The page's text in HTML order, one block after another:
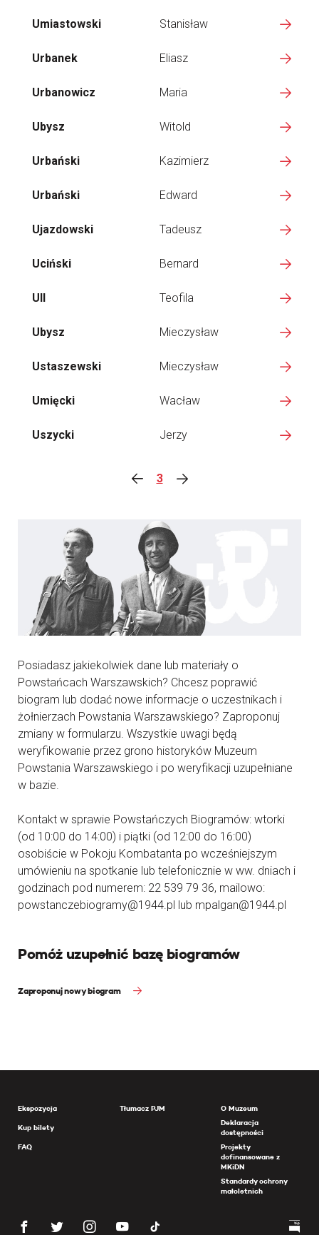
Umiastowski Stanisław
Urbanek Eliasz
Urbanowicz Maria
Ubysz Witold
Urbański Kazimierz
Urbański Edward
Ujazdowski Tadeusz
Uciński Bernard
Ull Teofila
Ubysz Mieczysław
Ustaszewski Mieczysław
Umięcki Wacław
Uszycki Jerzy
3
Posiadasz jakiekolwiek dane lub materiały o
Powstańcach Warszawskich? Chcesz poprawić
biogram lub dodać nowe informacje o uczestnikach i
żołnierzach Powstania Warszawskiego? Zaproponuj
zmiany w formularzu. Wszystkie uwagi będą
weryfikowanie przez grono historyków Muzeum
Powstania Warszawskiego i po weryfikacji uzupełniane
w bazie.
Kontakt w sprawie Powstańczych Biogramów: wtorki
(od 10:00 do 14:00) i piątki (od 12:00 do 16:00)
osobiście w Pokoju Kombatanta po wcześniejszym
umówieniu na spotkanie lub telefonicznie w ww. dniach i
godzinach pod numerem: 22 539 79 36, mailowo:
powstanczebiogramy@1944.pl lub mpalgan@1944.pl
Pomóż uzupełnić bazę biogramów
Zaproponuj nowy biogram
Ekspozycja
Kup bilety
FAQ
Tłumacz PJM
O Muzeum
Deklaracja
dostępności
Projekty
dofinansowane z
MKiDN
Standardy ochrony
małoletnich